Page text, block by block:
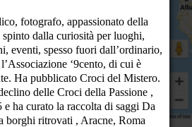
fotografo, appassionato della
dalla curiosità per luoghi,
eventi, spesso fuori dall’ordinario,
‘9cento, di cui è
Ha pubblicato Croci del Mistero.
delle Croci della Passione ,
ha curato la raccolta di saggi Da
borghi ritrovati , Aracne, Roma